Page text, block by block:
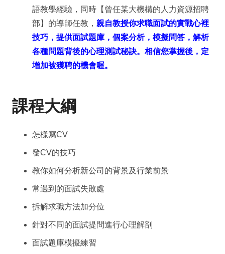
語教學經驗，同時【曾任某大機構的人力資源招聘
部】的導師任教， 親自教授你求職面試的實戰心裡
技巧，提供面試題庫，個案分析，模擬問答，解析
各種問題背後的心理測試秘訣。相信您掌握後，定
增加被獲聘的機會喔。
課程大綱
怎樣寫CV
發CV的技巧
教你如何分析新公司的背景及行業前景
常遇到的面試失敗處
拆解求職方法加分位
針對不同的面試提問進行心理解剖
面試題庫模擬練習